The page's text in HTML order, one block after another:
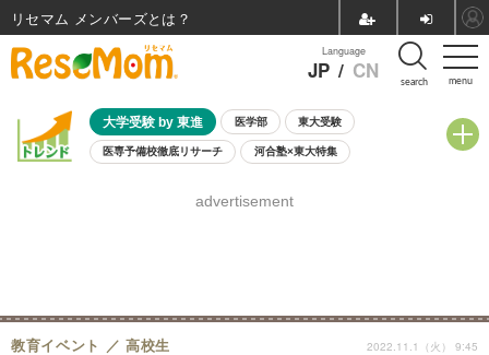
menu
Language
JP / CN search
大学受験 by 東進 医学部 東大受験
医専予備校徹底リサーチ 河合塾×東大特集
8月開催学校説明会・相談会
advertisement
教育イベント 高校生 2022.11.1（火） 9:45
リセマム メンバーズ